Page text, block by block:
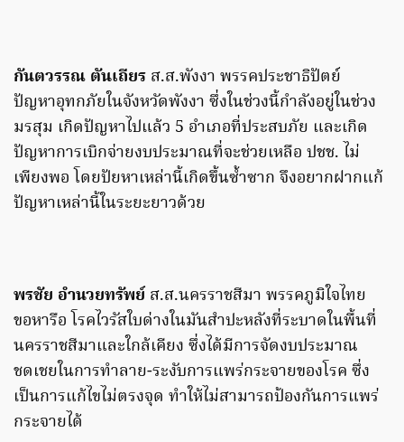
กันตวรรณ ตันเถียร ส.ส.พังงา พรรคประชาธิปัตย์
ปัญหาอุทกภัยในจังหวัดพังงา ซึ่งในช่วงนี้กำลังอยู่ในช่วง
มรสุม เกิดปัญหาไปแล้ว 5 อำเภอที่ประสบภัย และเกิด
ปัญหาการเบิกจ่ายงบประมาณที่จะช่วยเหลือ ปชช. ไม่
เพียงพอ โดยปัยหาเหล่านี้เกิดขึ้นซ้ำซาก จึงอยากฝากแก้
ปัญหาเหล่านี้ในระยะยาวด้วย
พรชัย อำนวยทรัพย์ ส.ส.นครราชสีมา พรรคภูมิใจไทย
ขอหารือ โรคไวรัสใบด่างในมันสำปะหลังที่ระบาดในพื้นที่
นครราชสีมาและใกล้เคียง ซึ่งได้มีการจัดงบประมาณ
ชดเชยในการทำลาย-ระงับการแพร่กระจายของโรค ซึ่ง
เป็นการแก้ไขไม่ตรงจุด ทำให้ไม่สามารถป้องกันการแพร่
กระจายได้